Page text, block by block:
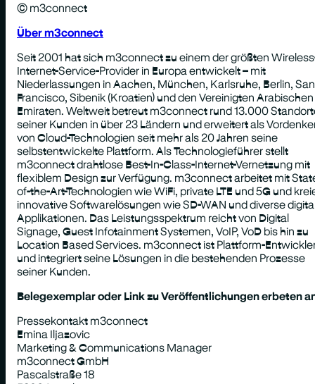
© m3connect
Über m3connect
Seit 2001 hat sich m3connect zu einem der größten
Internet-Service-Provider in Europa entwickelt – mit
Niederlassungen in Aachen, München, Karlsruhe, Berlin, San
Francisco, Sibenik (Kroatien) und den Vereinigten Arabischen
Emiraten. Weltweit betreut m3connect rund 13.000
seiner Kunden in über 23 Ländern und erweitert als
von Cloud-Technologien seit mehr als 20 Jahren seine
selbstentwickelte Plattform. Als Technologieführer stellt
m3connect drahtlose Best-In-Class-Internet-Vernetzung mit
flexiblem Design zur Verfügung. m3connect arbeitet mit
of-the-Art-Technologien wie WiFi, private LTE und 5G und
innovative Softwarelösungen wie SD-WAN und diverse
Applikationen. Das Leistungsspektrum reicht von Digital
Signage, Guest Infotainment Systemen, VoIP, VoD bis hin zu
Location Based Services. m3connect ist Plattform-
und integriert seine Lösungen in die bestehenden Prozesse
seiner Kunden.
Belegexemplar oder Link zu Veröffentlichungen erbeten
Pressekontakt m3connect
Emina Iljazovic
Marketing & Communications Manager
m3connect GmbH
Pascalstraße 18